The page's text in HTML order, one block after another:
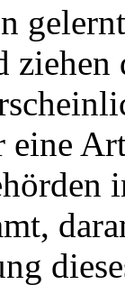
eine